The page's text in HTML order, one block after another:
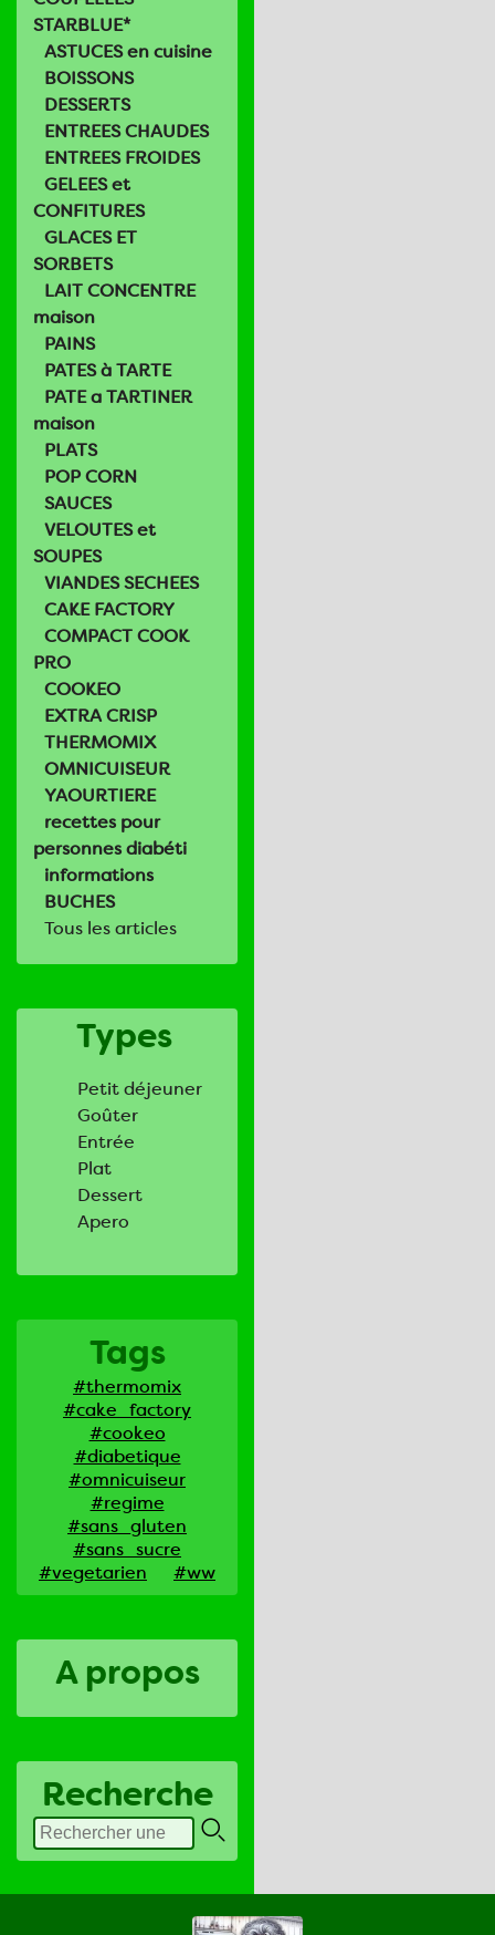
STARBLUE*
ASTUCES en cuisine
BOISSONS
DESSERTS
ENTREES CHAUDES
ENTREES FROIDES
GELEES et
CONFITURES
GLACES ET
SORBETS
LAIT CONCENTRE
maison
PAINS
PATES à TARTE
PATE a TARTINER
maison
PLATS
POP CORN
SAUCES
VELOUTES et
SOUPES
VIANDES SECHEES
CAKE FACTORY
COMPACT COOK
PRO
COOKEO
EXTRA CRISP
THERMOMIX
OMNICUISEUR
YAOURTIERE
recettes pour
personnes diabéti
informations
BUCHES
Tous les articles
Types
Petit déjeuner
Goûter
Entrée
Plat
Dessert
Apero
Tags
#thermomix
#cake_factory
#cookeo
#diabetique
#omnicuiseur
#regime
#sans_gluten
#sans_sucre
#vegetarien
#ww
A propos
Recherche